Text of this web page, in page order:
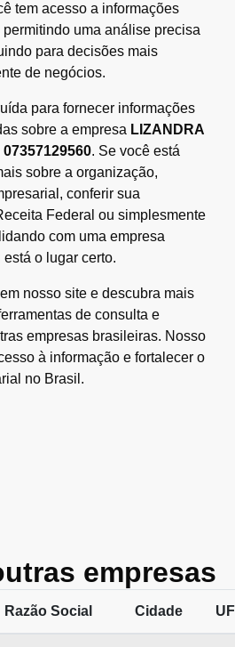
tem acesso a informações
uma análise precisa
para decisões mais
de negócios.
para fornecer informações
sobre a empresa LIZANDRA
. Se você está
sobre a organização,
conferir sua
Federal ou simplesmente
com uma empresa
o lugar certo.
nosso site e descubra mais
de consulta e
empresas brasileiras. Nosso
à informação e fortalecer o
no Brasil.
empresas
Razão Social Cidade UF